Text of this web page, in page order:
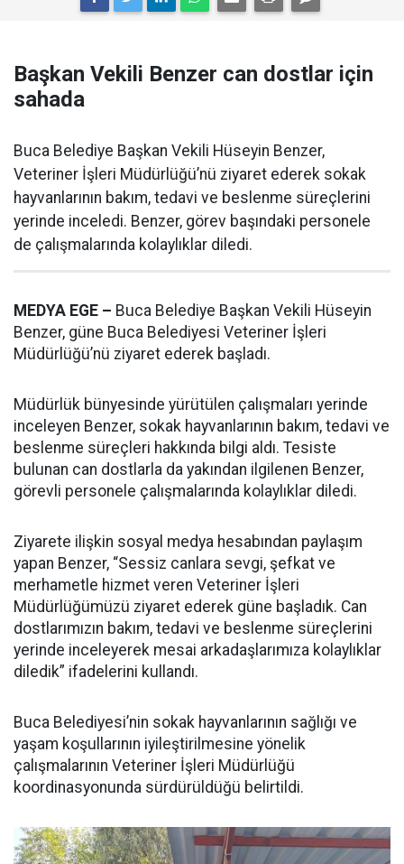
Başkan Vekili Benzer can dostlar için
sahada
Buca Belediye Başkan Vekili Hüseyin Benzer,
Veteriner İşleri Müdürlüğü’nü ziyaret ederek sokak
hayvanlarının bakım, tedavi ve beslenme süreçlerini
yerinde inceledi. Benzer, görev başındaki personele
de çalışmalarında kolaylıklar diledi.
MEDYA EGE – Buca Belediye Başkan Vekili Hüseyin
Benzer, güne Buca Belediyesi Veteriner İşleri
Müdürlüğü’nü ziyaret ederek başladı.
Müdürlük bünyesinde yürütülen çalışmaları yerinde
inceleyen Benzer, sokak hayvanlarının bakım, tedavi ve
beslenme süreçleri hakkında bilgi aldı. Tesiste
bulunan can dostlarla da yakından ilgilenen Benzer,
görevli personele çalışmalarında kolaylıklar diledi.
Ziyarete ilişkin sosyal medya hesabından paylaşım
yapan Benzer, “Sessiz canlara sevgi, şefkat ve
merhametle hizmet veren Veteriner İşleri
Müdürlüğümüzü ziyaret ederek güne başladık. Can
dostlarımızın bakım, tedavi ve beslenme süreçlerini
yerinde inceleyerek mesai arkadaşlarımıza kolaylıklar
diledik” ifadelerini kullandı.
Buca Belediyesi’nin sokak hayvanlarının sağlığı ve
yaşam koşullarının iyileştirilmesine yönelik
çalışmalarının Veteriner İşleri Müdürlüğü
koordinasyonunda sürdürüldüğü belirtildi.